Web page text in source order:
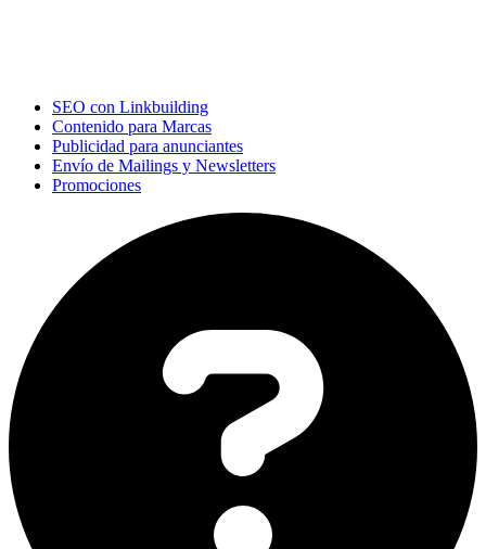
SEO con Linkbuilding
Contenido para Marcas
Publicidad para anunciantes
Envío de Mailings y Newsletters
Promociones